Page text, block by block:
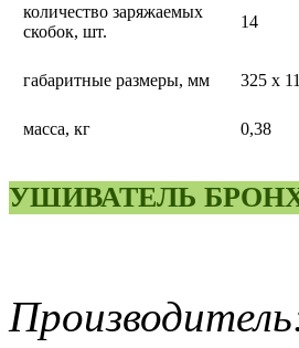
количество заряжаемых
скобок, шт.
14
габаритные размеры, мм 325 х
масса, кг 0,38
УШИВАТЕЛЬ